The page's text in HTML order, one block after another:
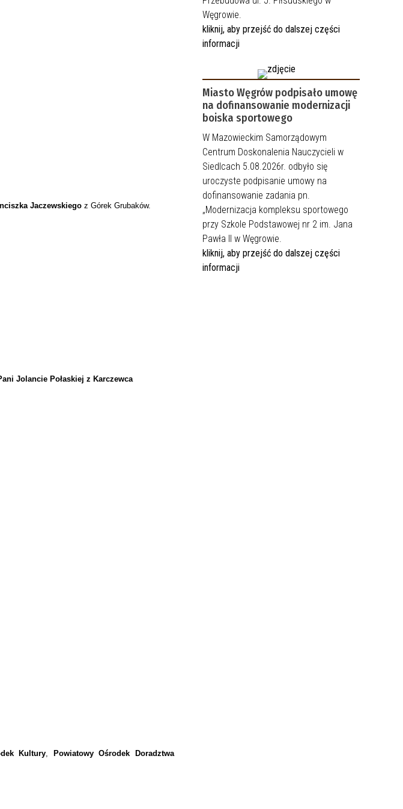
Jaczewskiego z Górek Grubaków.
Jolancie Połaskiej z Karczewca
Kultury,
Powiatowy Ośrodek Doradztwa
Węgrowie.
kliknij, aby przejść do dalszej części
informacji
Miasto Węgrów podpisało umowę
na dofinansowanie modernizacji
boiska sportowego
W Mazowieckim Samorządowym
Centrum Doskonalenia Nauczycieli w
Siedlcach 5.08.2026r. odbyło się
uroczyste podpisanie umowy na
dofinansowanie zadania pn.
„Modernizacja kompleksu sportowego
przy Szkole Podstawowej nr 2 im. Jana
Pawła II w Węgrowie.
kliknij, aby przejść do dalszej części
informacji